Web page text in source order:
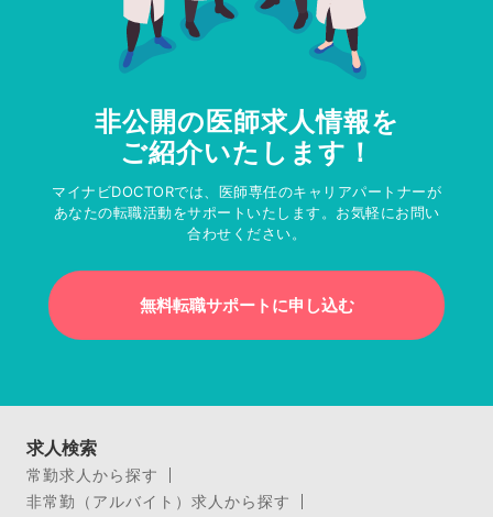
非公開の医師求人情報を
ご紹介いたします！
マイナビDOCTORでは、医師専任のキャリアパートナーが
あなたの転職活動をサポートいたします。お気軽にお問い
合わせください。
無料転職サポートに申し込む
求人検索
常勤求人から探す
非常勤（アルバイト）求人から探す